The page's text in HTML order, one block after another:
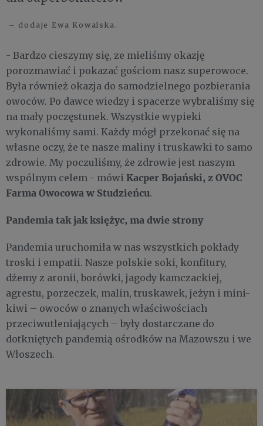
– dodaje Ewa Kowalska.
- Bardzo cieszymy się, ze mieliśmy okazję
porozmawiać i pokazać gościom nasz superowoce.
Była również okazja do samodzielnego pozbierania
owoców. Po dawce wiedzy i spacerze wybraliśmy się
na mały poczęstunek. Wszystkie wypieki
wykonaliśmy sami. Każdy mógł przekonać się na
własne oczy, że te nasze maliny i truskawki to samo
zdrowie. My poczuliśmy, że zdrowie jest naszym
wspólnym celem - mówi Kacper Bojański, z OVOC
Farma Owocowa w Studzieńcu.
Pandemia tak jak księżyc, ma dwie strony
Pandemia uruchomiła w nas wszystkich pokłady
troski i empatii. Nasze polskie soki, konfitury,
dżemy z aronii, borówki, jagody kamczackiej,
agrestu, porzeczek, malin, truskawek, jeżyn i mini-
kiwi – owoców o znanych właściwościach
przeciwutleniających – były dostarczane do
dotkniętych pandemią ośrodków na Mazowszu i we
Włoszech.